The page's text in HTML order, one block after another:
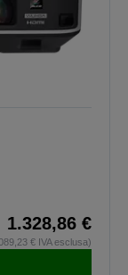
1.328,86 €
€ IVA esclusa)